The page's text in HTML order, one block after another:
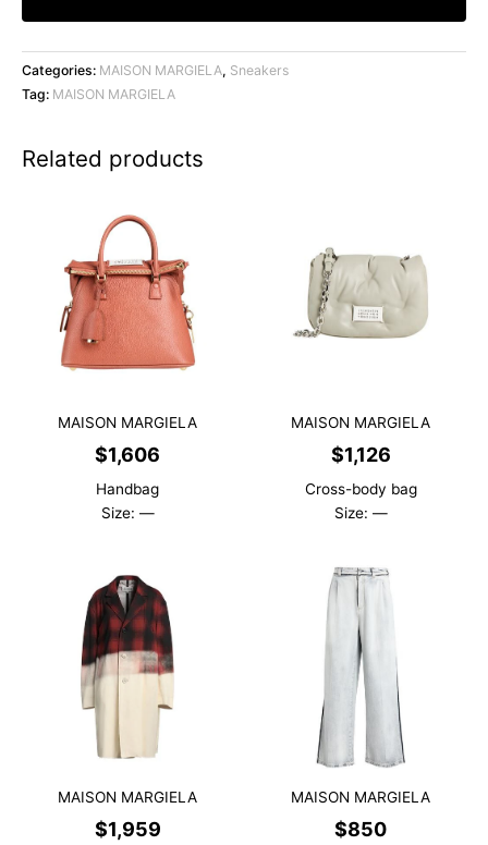
Categories: MAISON MARGIELA, Sneakers
Tag: MAISON MARGIELA
Related products
MAISON MARGIELA
$1,606
Handbag
Size: —
MAISON MARGIELA
$1,126
Cross-body bag
Size: —
MAISON MARGIELA
$1,959
MAISON MARGIELA
$850